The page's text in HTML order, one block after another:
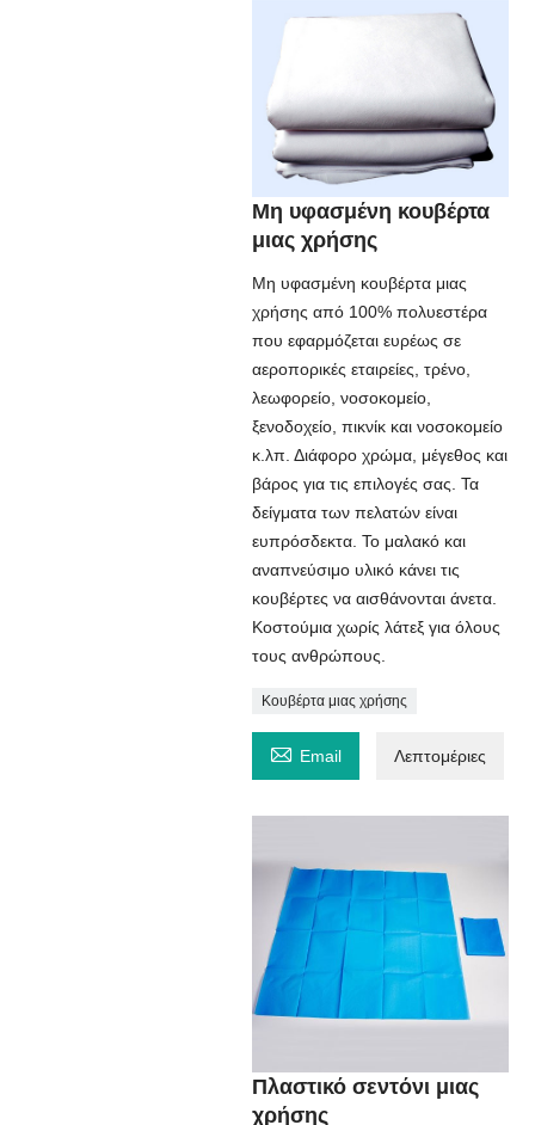
Μη υφασμένη κουβέρτα
μιας χρήσης
Μη υφασμένη κουβέρτα μιας
χρήσης από 100% πολυεστέρα
που εφαρμόζεται ευρέως σε
αεροπορικές εταιρείες, τρένο,
λεωφορείο, νοσοκομείο,
ξενοδοχείο, πικνίκ και νοσοκομείο
κ.λπ. Διάφορο χρώμα, μέγεθος και
βάρος για τις επιλογές σας. Τα
δείγματα των πελατών είναι
ευπρόσδεκτα. Το μαλακό και
αναπνεύσιμο υλικό κάνει τις
κουβέρτες να αισθάνονται άνετα.
Κοστούμια χωρίς λάτεξ για όλους
τους ανθρώπους.
Κουβέρτα μιας χρήσης
 Email Λεπτομέριες
Πλαστικό σεντόνι μιας
χρήσης